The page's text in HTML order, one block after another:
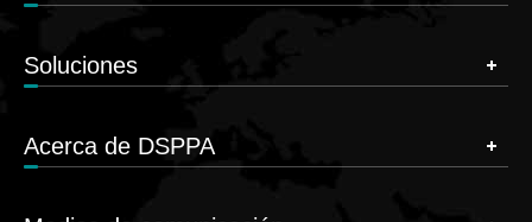
Soluciones
Acerca de DSPPA